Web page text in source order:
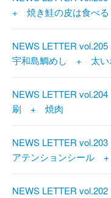
+ 焼き鮭の皮は食べる
NEWS LETTER
宇和島鯛めし + 太い
NEWS LETTER
刷 + 焼肉
NEWS LETTER
アテンションシール
NEWS LETTER